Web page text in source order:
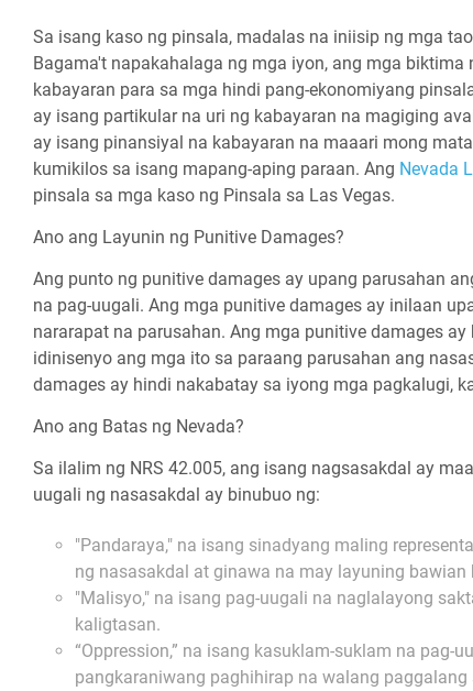
Sa isang kaso ng pinsala, madalas na iniisip ng mga
Bagama't napakahalaga ng mga iyon, ang mga
kabayaran para sa mga hindi pang-ekonomiyang
ay isang partikular na uri ng kabayaran na magiging
ay isang pinansiyal na kabayaran na maaari mong
kumikilos sa isang mapang-aping paraan. Ang Nevada
pinsala sa mga kaso ng Pinsala sa Las Vegas.
Ano ang Layunin ng Punitive Damages?
Ang punto ng punitive damages ay upang parusahan
na pag-uugali. Ang mga punitive damages ay inilaan
nararapat na parusahan. Ang mga punitive damages
idinisenyo ang mga ito sa paraang parusahan ang
damages ay hindi nakabatay sa iyong mga pagkalugi,
Ano ang Batas ng Nevada?
Sa ilalim ng NRS 42.005, ang isang nagsasakdal ay
uugali ng nasasakdal ay binubuo ng:
"Pandaraya," na isang sinadyang maling
ng nasasakdal at ginawa na may layuning
"Malisyo," na isang pag-uugali na naglalayong
kaligtasan.
“Oppression,” na isang kasuklam-suklam na
pangkaraniwang paghihirap na walang